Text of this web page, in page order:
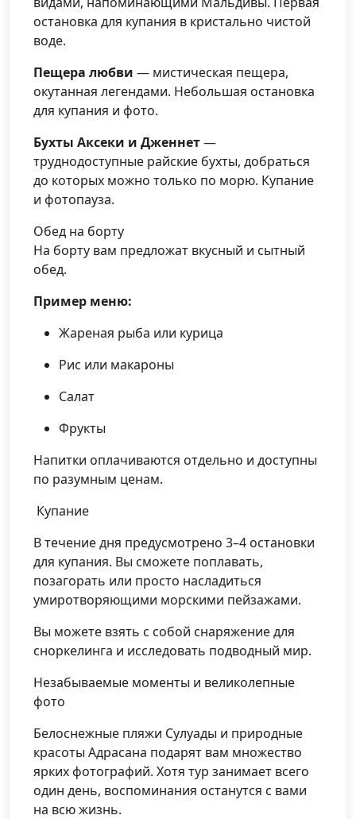
остановка для купания в кристально чистой
воде.
Пещера любви — мистическая пещера,
окутанная легендами. Небольшая остановка
для купания и фото.
Бухты Аксеки и Дженнет—
труднодоступные райские бухты, добраться
до которых можно только по морю. Купание
и фотопауза.
Обед на борту
На борту вам предложат вкусный и сытный
обед.
Пример меню:
Жареная рыба или курица
Рис или макароны
Салат
Фрукты
Напитки оплачиваются отдельно и доступны
по разумным ценам.
‍ Купание
В течение дня предусмотрено 3–4 остановки
для купания. Вы сможете поплавать,
позагорать или просто насладиться
умиротворяющими морскими пейзажами.
Вы можете взять с собой снаряжение для
сноркелинга и исследовать подводный мир.
Незабываемые моменты и великолепные
фото
Белоснежные пляжи Сулуады и природные
красоты Адрасана подарят вам множество
ярких фотографий. Хотя тур занимает всего
один день, воспоминания останутся с вами
на всю жизнь.